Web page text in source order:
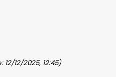
12/12/2025, 12:45)